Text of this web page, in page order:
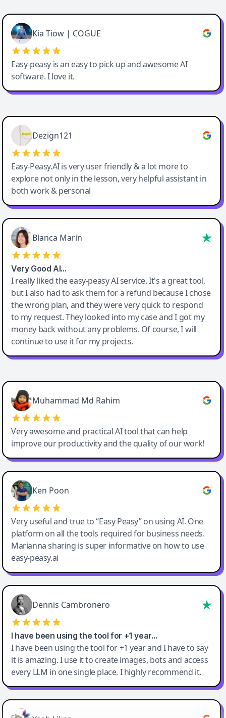
Cody Crabb
Great service, Best AI tool
Kia Tiow | COGUE
Easy-peasy is an easy to pick up and awesome AI
software. I love it.
Easy-Peasy AI
Dezign121
Easy-Peasy.AI is very user friendly & a lot more to
explore not only in the lesson, very helpful assistant in
both work & personal
Blanca Marin
Very Good AI…
I really liked the easy-peasy AI service. It's a great tool,
but I also had to ask them for a refund because I chose
the wrong plan, and they were very quick to respond
to my request. They looked into my case and I got my
money back without any problems. Of course, I will
continue to use it for my projects.
Easy-Peasy AI
Muhammad Md Rahim
Very awesome and practical AI tool that can help
improve our productivity and the quality of our work!
Ken Poon
Very useful and true to “Easy Peasy” on using AI. One
platform on all the tools required for business needs.
Marianna sharing is super informative on how to use
easy-peasy.ai
Dennis Cambronero
I have been using the tool for +1 year…
I have been using the tool for +1 year and I have to say
it is amazing. I use it to create images, bots and access
every LLM in one single place. I highly recommend it.